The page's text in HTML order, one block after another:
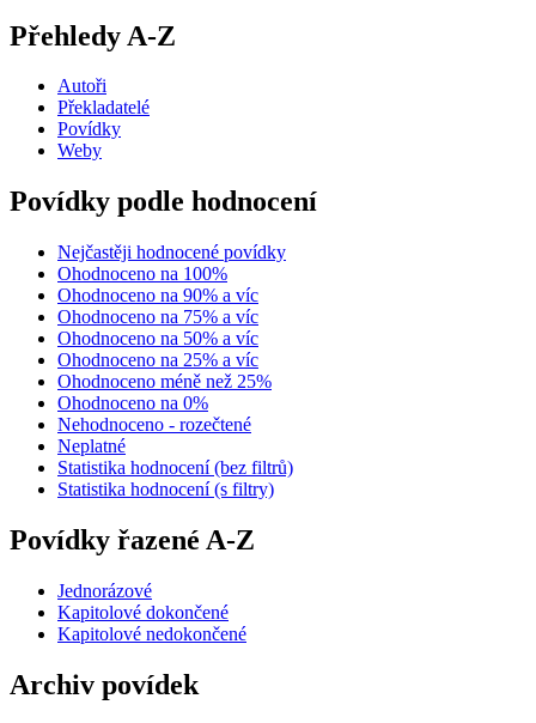
Přehledy A-Z
Autoři
Překladatelé
Povídky
Weby
Povídky podle hodnocení
Nejčastěji hodnocené povídky
Ohodnoceno na 100%
Ohodnoceno na 90% a víc
Ohodnoceno na 75% a víc
Ohodnoceno na 50% a víc
Ohodnoceno na 25% a víc
Ohodnoceno méně než 25%
Ohodnoceno na 0%
Nehodnoceno - rozečtené
Neplatné
Statistika hodnocení (bez filtrů)
Statistika hodnocení (s filtry)
Povídky řazené A-Z
Jednorázové
Kapitolové dokončené
Kapitolové nedokončené
Archiv povídek